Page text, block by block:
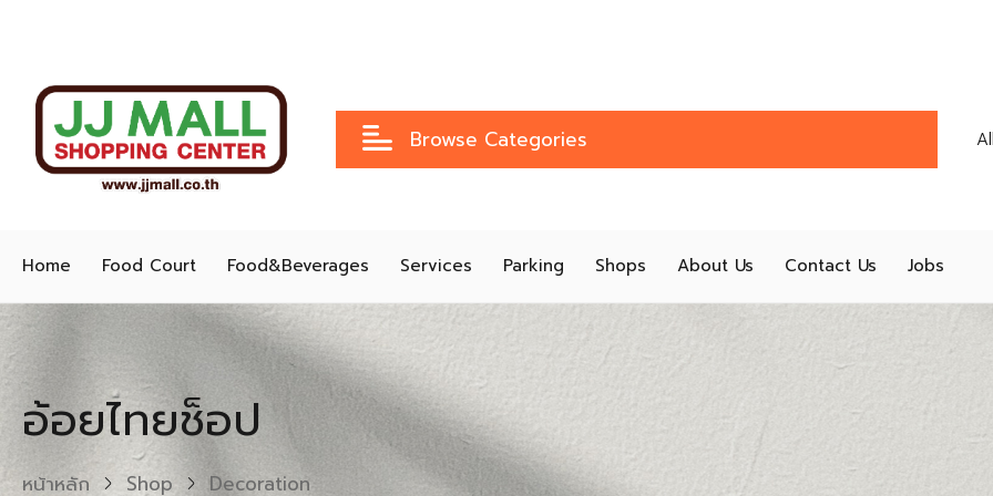
Browse Categories
Home Food Court Food&Beverages Services Parking Shops About Us Contact Us Jobs
อ้อยไทยช็อป
หน้าหลัก Shop Decoration